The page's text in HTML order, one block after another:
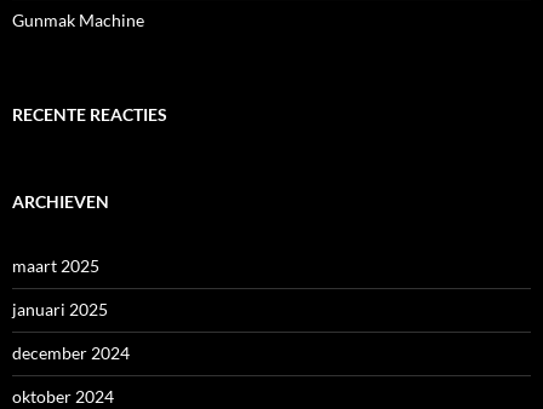
Gunmak Machine
RECENTE REACTIES
ARCHIEVEN
maart 2025
januari 2025
december 2024
oktober 2024